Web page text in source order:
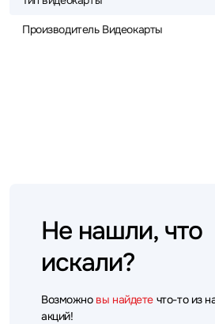
Производитель Видеокарты
Не нашли, что
искали?
Возможно вы найдете что-то из
акций!